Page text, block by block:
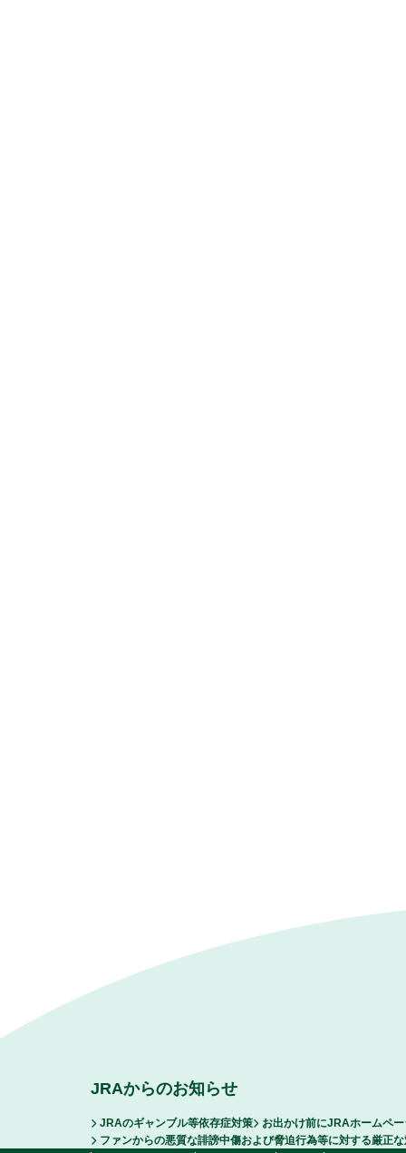
JRAからのお知らせ
JRAのギャンブル等依存症対策
お出かけ前にJRAホームペ
ファンからの悪質な誹謗中傷および脅迫行為等に対する厳正